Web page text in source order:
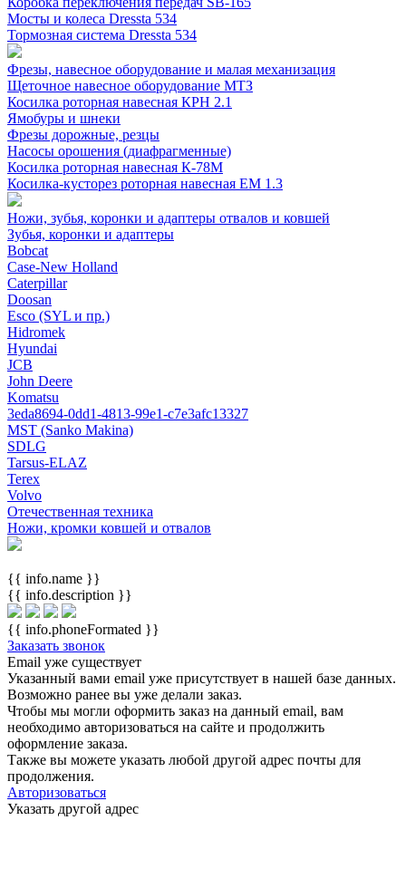
Мосты и колеса Dressta 534
Тормозная система Dressta 534
Фрезы, навесное оборудование и малая механизация
Щеточное навесное оборудование МТЗ
Косилка роторная навесная КРН 2.1
Ямобуры и шнеки
Фрезы дорожные, резцы
Насосы орошения (диафрагменные)
Косилка роторная навесная К-78М
Косилка-кусторез роторная навесная ЕМ 1.3
Ножи, зубья, коронки и адаптеры отвалов и ковшей
Зубья, коронки и адаптеры
Bobcat
Case-New Holland
Caterpillar
Doosan
Esco (SYL и пр.)
Hidromek
Hyundai
JCB
John Deere
Komatsu
3eda8694-0dd1-4813-99e1-c7e3afc13327
MST (Sanko Makina)
SDLG
Tarsus-ELAZ
Terex
Volvo
Отечественная техника
Ножи, кромки ковшей и отвалов
{{ info.name }}
{{ info.description }}
{{ info.phoneFormated }}
Заказать звонок
Email уже существует
Указанный вами email уже присутствует в нашей базе данных.
Возможно ранее вы уже делали заказ.
Чтобы мы могли оформить заказ на данный email, вам
необходимо авторизоваться на сайте и продолжить
оформление заказа.
Также вы можете указать любой другой адрес почты для
продолжения.
Авторизоваться
Указать другой адрес